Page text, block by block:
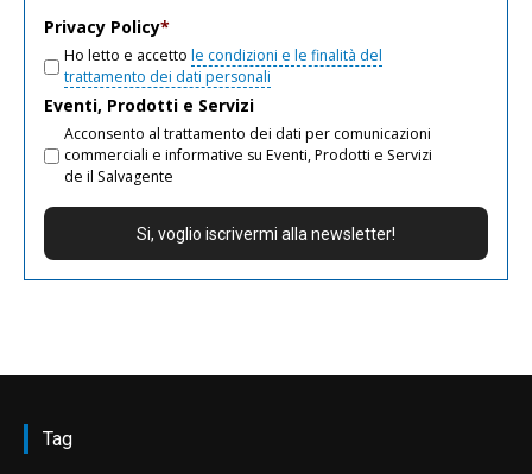
Privacy Policy*
Ho letto e accetto le condizioni e le finalità del
trattamento dei dati personali
Eventi, Prodotti e Servizi
Acconsento al trattamento dei dati per comunicazioni
commerciali e informative su Eventi, Prodotti e Servizi
de il Salvagente
Tag